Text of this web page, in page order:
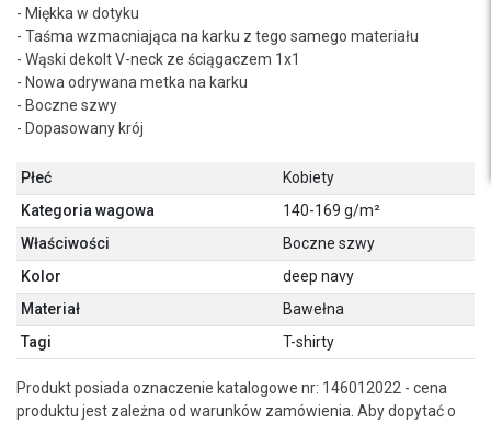
- Miękka w dotyku
- Taśma wzmacniająca na karku z tego samego materiału
- Wąski dekolt V-neck ze ściągaczem 1x1
- Nowa odrywana metka na karku
- Boczne szwy
- Dopasowany krój
Płeć
Kobiety
Kategoria wagowa
140-169 g/m²
Właściwości
Boczne szwy
Kolor
deep navy
Materiał
Bawełna
Tagi
T-shirty
Produkt posiada oznaczenie katalogowe nr: 146012022 - cena
produktu jest zależna od warunków zamówienia. Aby dopytać o